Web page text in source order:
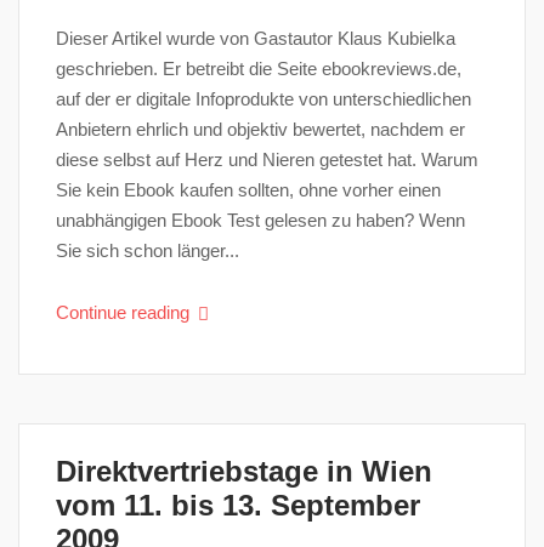
Dieser Artikel wurde von Gastautor Klaus Kubielka
geschrieben. Er betreibt die Seite ebookreviews.de,
auf der er digitale Infoprodukte von unterschiedlichen
Anbietern ehrlich und objektiv bewertet, nachdem er
diese selbst auf Herz und Nieren getestet hat. Warum
Sie kein Ebook kaufen sollten, ohne vorher einen
unabhängigen Ebook Test gelesen zu haben? Wenn
Sie sich schon länger...
Continue reading
Direktvertriebstage in Wien
vom 11. bis 13. September
2009